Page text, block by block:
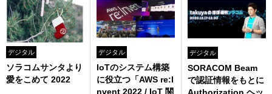
デジタル
ソラコムサンタより
愛をこめて 2022
デジタル
IoTのシステム構築
に役立つ「AWS re:I
nvent 2022 / IoT 関
デジタル
SORACOM Beam
で認証情報をもとに